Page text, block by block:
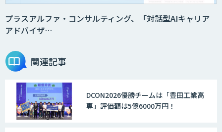
プラスアルファ・コンサルティング、「対話型AIキャリア
アドバイザ…
関連記事
DCON2026優勝チームは「豊田工業高
専」評価額は5億6000万円！